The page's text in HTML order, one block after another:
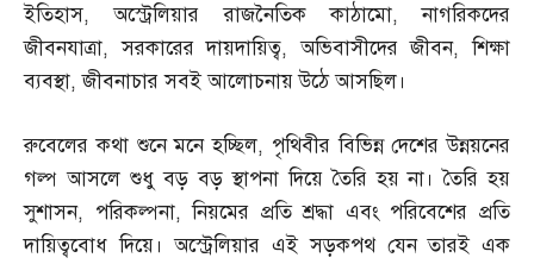
ইতিহাস,অস্ট্রেলিয়ার রাজনৈতিক কাঠামো,নাগরিকদের
জীবনযাত্রা,সরকারের দায়দায়িত্ব,অভিবাসীদের জীবন,শিক্ষা
ব্যবস্থা,জীবনাচার সবই আলোচনায় উঠে আসছিল।
রুবেলের কথা শুনে মনে হচ্ছিল, পৃথিবীর বিভিন্ন দেশের উন্নয়নের
গল্প আসলে শুধু বড় বড় স্থাপনা দিয়ে তৈরি হয় না। তৈরি হয়
সুশাসন, পরিকল্পনা,নিয়মের প্রতি শ্রদ্ধা এবং পরিবেশের প্রতি
দায়িত্ববোধ দিয়ে। অস্ট্রেলিয়ার এই সড়কপথ যেন তারই এক